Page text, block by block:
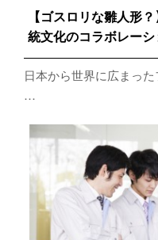
【ゴスロリな雛人形
統文化のコラボレー
日本から世界に広まった
…